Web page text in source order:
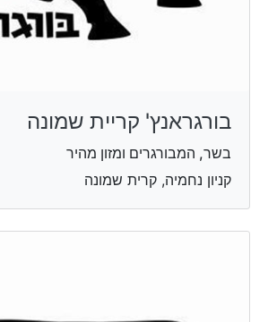
בורגראנץ' קריית שמונה
בשר, המבורגרים ומזון מהיר
קניון נחמיה, קרית שמונה